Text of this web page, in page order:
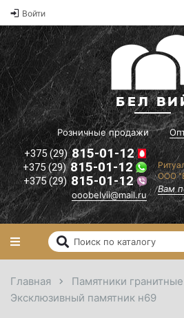
Войти
Розничные продажи
+375 (29) 815-01-12
+375 (29) 815-01-12
+375 (29) 815-01-12
ooobelvii@mail.ru
ООО
Вам
Оптовые
цены на
памятники и
ритуальные
товары"
Вам
перезвонят!
Главная
Памятники гранитные
Эксклюзивный памятник н69